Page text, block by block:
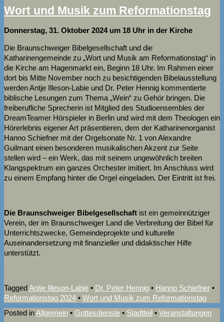
Wort und Musik zum Reformationstag
Donnerstag, 31. Oktober 2024 um 18 Uhr in der Kirche
Die Braunschweiger Bibelgesellschaft und die
Katharinengemeinde zu „Wort und Musik am Reformationstag“ in
die Kirche am Hagenmarkt ein, Beginn 18 Uhr. Im Rahmen einer
dort bis Mitte November noch zu besichtigenden Bibelausstellung
werden Antje Illeson-Labie und Dr. Peter Hennig kommentierte
biblische Lesungen zum Thema „Wein“ zu Gehör bringen. Die
freiberufliche Sprecherin ist Mitglied des Studioensembles der
DreamTeamer Hörspieler in Berlin und wird mit dem Theologen ein
Hörerlebnis eigener Art präsentieren, dem der Katharinenorganist
Hanno Schiefner mit der Orgelsonate Nr. 1 von Alexandre
Guilmant einen besonderen musikalischen Akzent zur Seite
stellen wird – ein Werk, das mit seinem ungewöhnlich breiten
Klangspektrum ein ganzes Orchester imitiert. Im Anschluss wird
zu einem Empfang hinter die Orgel eingeladen. Der Eintritt ist frei.
Die Braunschweiger Bibelgesellschaft ist ein gemeinnütziger
Verein, der im Braunschweiger Land die Verbreitung der Bibel für
Unterrichtszwecke, Gemeindeprojekte und kulturelle
Auseinandersetzung mit finanzieller und didaktischer Hilfe
unterstützt.
TaggedAntje Illeson-Labie • Dr. Peter Hennig • Hanno Schiefner •
Reformationstag 2024 • Wort und Musik zum Reformationstag
Posted inAllgemein • Gottesdienste • Stadtteil • Veranstaltungen